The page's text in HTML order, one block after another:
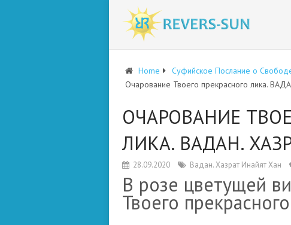
Home Суфийское Послание о
Очарование Твоего прекрасного лика.
ОЧАРОВАНИЕ
ЛИКА. ВАДАН.
28.09.2020 Вадан. Хазрат Инайят Хан
В розе цветущей
Твоего